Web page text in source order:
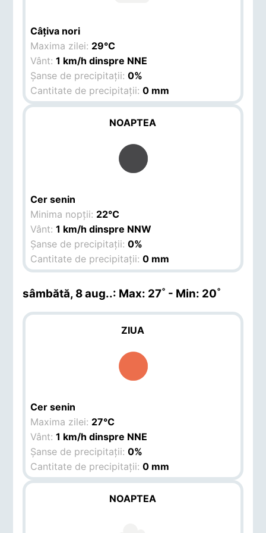
Câțiva nori
Maxima zilei: 29°C
Vânt:1 km/h dinspre NNE
Șanse de precipitații:0%
Cantitate de precipitații:0 mm
NOAPTEA
Cer senin
Minima nopții: 22°C
Vânt:1 km/h dinspre NNW
Șanse de precipitații:0%
Cantitate de precipitații:0 mm
sâmbătă, 8 aug..: Max: 27˚ - Min: 20˚
ZIUA
Cer senin
Maxima zilei: 27°C
Vânt:1 km/h dinspre NNE
Șanse de precipitații:0%
Cantitate de precipitații:0 mm
NOAPTEA